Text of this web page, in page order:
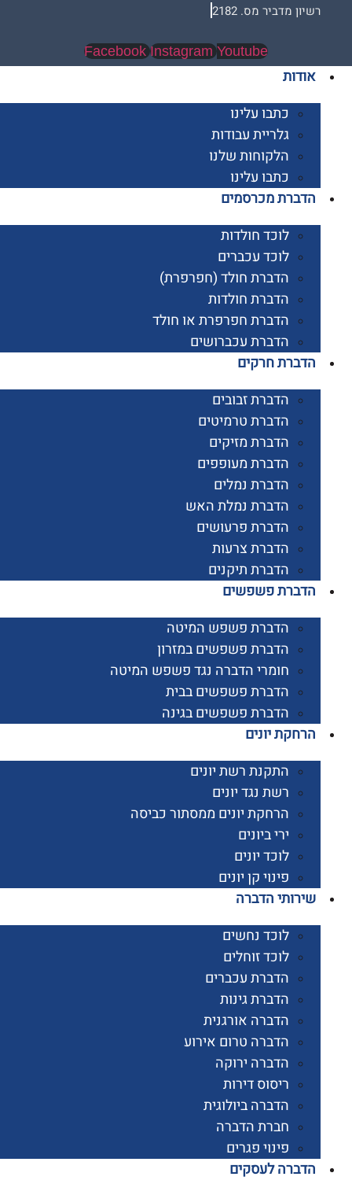
מדביר מס. 2182
Facebook Instagram
כתבו עלינו
גלריית עבודות
הלקוחות שלנו
כתבו עלינו
מכרסמים
לוכד חולדות
לוכד עכברים
הדברת חולד (חפרפרת)
הדברת חולדות
הדברת חפרפרת או חולד
הדברת עכברושים
חרקים
הדברת זבובים
הדברת טרמיטים
הדברת מזיקים
הדברת מעופפים
הדברת נמלים
הדברת נמלת האש
הדברת פרעושים
הדברת צרעות
הדברת תיקנים
פשפשים
הדברת פשפש המיטה
הדברת פשפשים במזרון
חומרי הדברה נגד פשפש המיטה
הדברת פשפשים בבית
הדברת פשפשים בגינה
יונים
התקנת רשת יונים
רשת נגד יונים
הרחקת יונים ממסתור כביסה
ירי ביונים
לוכד יונים
פינוי קן יונים
הדברה
לוכד נחשים
לוכד זוחלים
הדברת עכברים
הדברת גינות
הדברה אורגנית
הדברה טרום אירוע
הדברה ירוקה
ריסוס דירות
הדברה ביולוגית
חברת הדברה
פינוי פגרים
לעסקים